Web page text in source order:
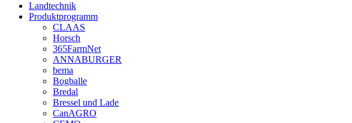
Landtechnik
Produktprogramm
CLAAS
Horsch
365FarmNet
ANNABURGER
bema
Bogballe
Bredal
Bressel und Lade
CanAGRO